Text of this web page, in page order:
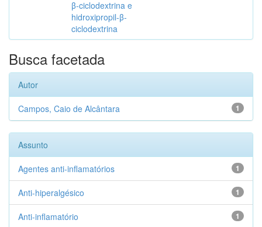
β-ciclodextrina e
hidroxipropil-β-
ciclodextrina
Busca facetada
Autor
1
Campos, Caio de Alcântara
Assunto
1
Agentes anti-inflamatórios
1
Anti-hiperalgésico
1
Anti-inflamatório